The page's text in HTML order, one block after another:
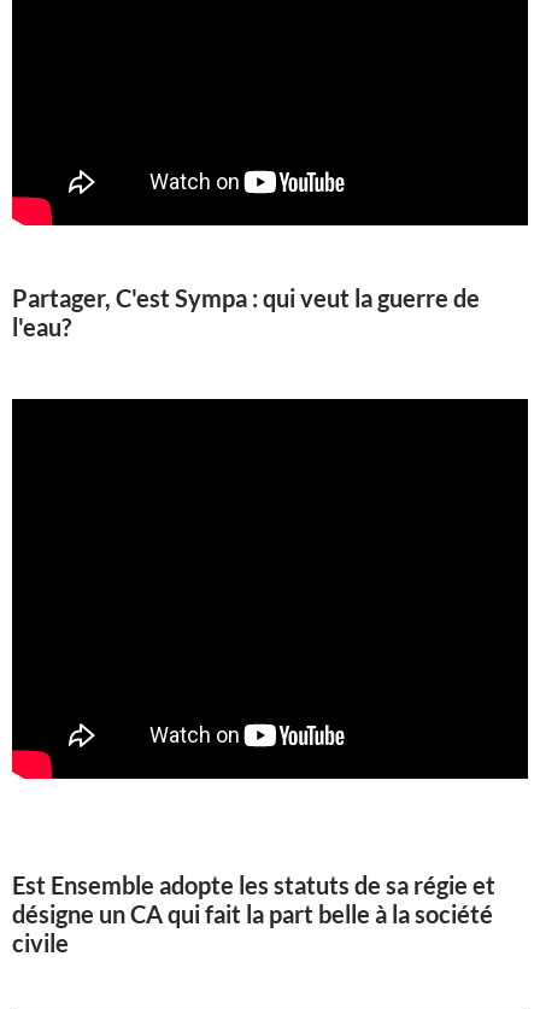
Partager, C'est Sympa : qui veut la guerre de
l'eau?
Est Ensemble adopte les statuts de sa régie et
désigne un CA qui fait la part belle à la société
civile